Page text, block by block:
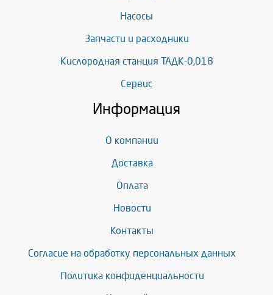
Насосы
Запчасти и расходники
Кислородная станция ТАДК-0,018
Сервис
Информация
О компании
Доставка
Оплата
Новости
Контакты
Согласие на обработку персональных данных
Политика конфиденциальности